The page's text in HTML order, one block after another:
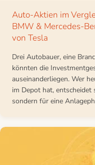
Auto-Aktien im
BMW & Mercedes-
von Tesla
Drei Autobauer, eine
könnten die
auseinanderliegen. Wer
im Depot hat, entscheidet
sondern für eine